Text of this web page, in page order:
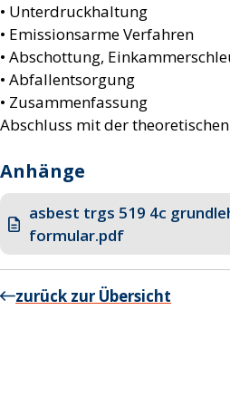
• Unterdruckhaltung
• Emissionsarme Verfahren
• Abschottung,
• Abfallentsorgung
• Zusammenfassung
Abschluss mit der
Anhänge
asbest trgs 519 4c
formular.pdf
zurück zur Übersicht